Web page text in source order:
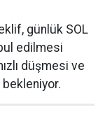
günlük SOL
edilmesi
düşmesi ve
bekleniyor.